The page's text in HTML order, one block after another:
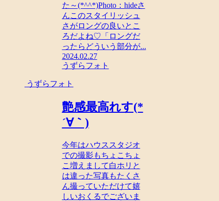
た～(*^^*)Photo：hideさ
んこのスタイリッシュ
さがロングの良いとこ
ろだよね♡「ロングだ
ったらどういう部分が...
2024.02.27
うずらフォト
うずらフォト
艶感最高れす(*
´∀｀)
今年はハウススタジオ
での撮影もちょこちょ
こ増えまして白ホリと
は違った写真もたくさ
ん撮っていただけて嬉
しいおくるでございま